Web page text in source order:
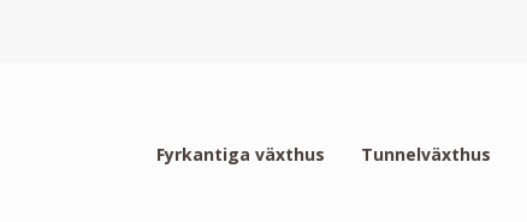
Fyrkantiga växthus Tunnelväxthus